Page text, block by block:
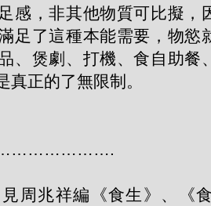
感，非其他物質可比擬，
足了這種本能需要，物慾
、煲劇、打機、食自助餐
真正的了無限制。
周兆祥編《食生》、《